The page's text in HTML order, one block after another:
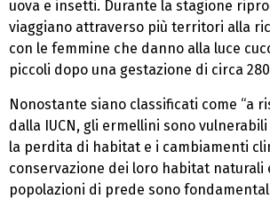
uova e insetti. Durante la stagione
viaggiano attraverso più territori alla
con le femmine che danno alla luce
piccoli dopo una gestazione di circa
Nonostante siano classificati come “a
dalla IUCN, gli ermellini sono
la perdita di habitat e i cambiamenti
conservazione dei loro habitat naturali
popolazioni di prede sono